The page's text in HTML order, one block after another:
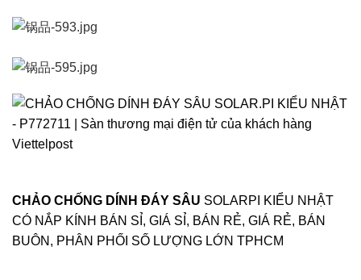
CHẢO CHỐNG DÍNH ĐÁY SÂU SOLARPI KIỂU NHẬT
CÓ NẮP KÍNH BÁN SỈ, GIÁ SỈ, BÁN RẺ, GIÁ RẺ, BÁN
BUÔN, PHÂN PHỐI SỐ LƯỢNG LỚN TPHCM